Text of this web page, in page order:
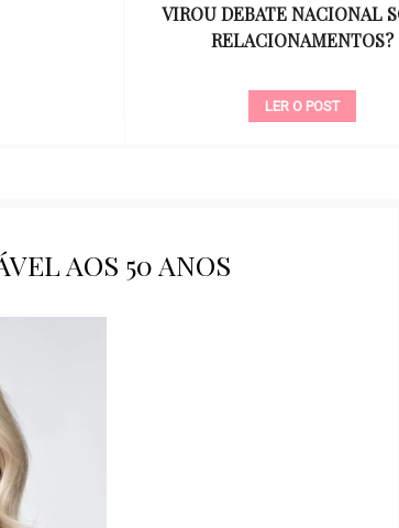
SOBRE
MAIS ICÔNICO DE HARLAN
AOS 50 ANOS